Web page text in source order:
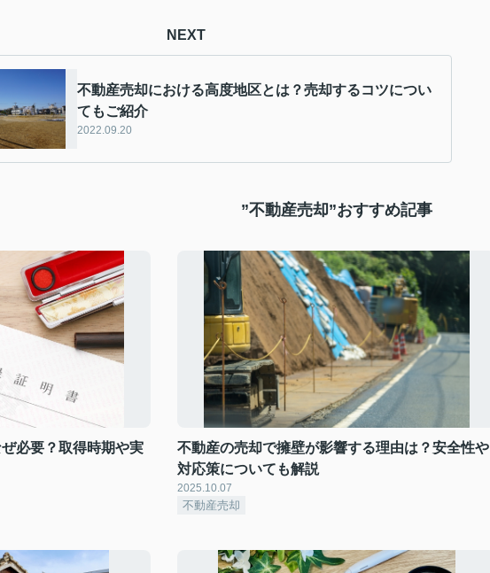
NEXT
不動産売却における高度地区とは？売却するコツについ
てもご紹介
2022.09.20
”不動産売却”おすすめ記事
必要？取得時期や実
不動産の売却で擁壁が影響する理由は？安全性や
対応策についても解説
2025.10.07
不動産売却